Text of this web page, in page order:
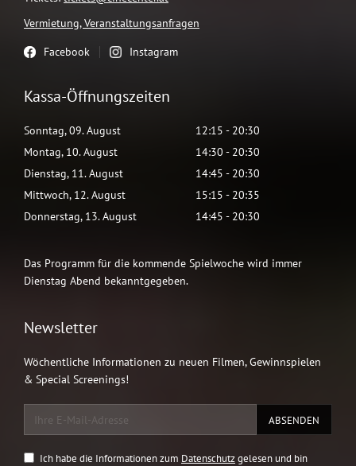
Vermietung, Veranstaltungsanfragen
Facebook Instagram
Kassa-Öffnungszeiten
Sonntag,09.August 12:15 - 20:30
Montag, 10.August 14:30 - 20:30
Dienstag, 11.August 14:45 - 20:30
Mittwoch, 12.August 15:15 - 20:35
Donnerstag, 13.August 14:45 - 20:30
Das Programm für die kommende Spielwoche wird immer
Dienstag Abend bekanntgegeben.
Newsletter
Wöchentliche Informationen zu neuen Filmen, Gewinnspielen
& Special Screenings!
Ich habe die Informationen zum Datenschutzgelesen und bin